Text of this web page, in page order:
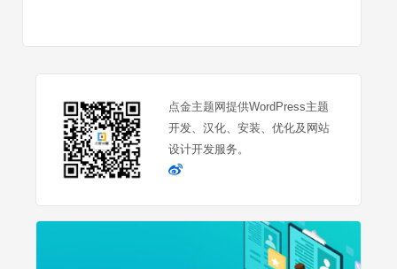
点金主题网提供WordPress主题
开发、汉化、安装、优化及网站
设计开发服务。